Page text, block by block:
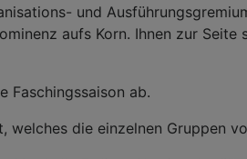
und
aufs Korn. Ihnen zur
Faschingssaison ab.
welches die einzelnen Gruppen